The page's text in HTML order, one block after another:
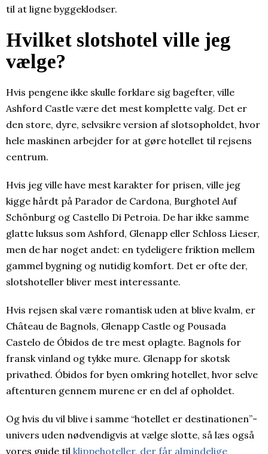
til at ligne byggeklodser.
Hvilket slotshotel ville jeg
vælge?
Hvis pengene ikke skulle forklare sig bagefter, ville
Ashford Castle være det mest komplette valg. Det er
den store, dyre, selvsikre version af slotsopholdet, hvor
hele maskinen arbejder for at gøre hotellet til rejsens
centrum.
Hvis jeg ville have mest karakter for prisen, ville jeg
kigge hårdt på Parador de Cardona, Burghotel Auf
Schönburg og Castello Di Petroia. De har ikke samme
glatte luksus som Ashford, Glenapp eller Schloss Lieser,
men de har noget andet: en tydeligere friktion mellem
gammel bygning og nutidig komfort. Det er ofte der,
slotshoteller bliver mest interessante.
Hvis rejsen skal være romantisk uden at blive kvalm, er
Château de Bagnols, Glenapp Castle og Pousada
Castelo de Óbidos de tre mest oplagte. Bagnols for
fransk vinland og tykke mure. Glenapp for skotsk
privathed. Óbidos for byen omkring hotellet, hvor selve
aftenturen gennem murene er en del af opholdet.
Og hvis du vil blive i samme “hotellet er destinationen”-
univers uden nødvendigvis at vælge slotte, så læs også
vores guide til klippehoteller, der får almindelige